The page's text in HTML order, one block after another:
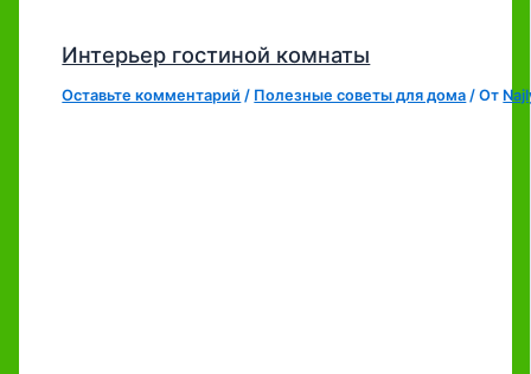
Интерьер гостиной комнаты
Оставьте комментарий / Полезные советы для дома / От